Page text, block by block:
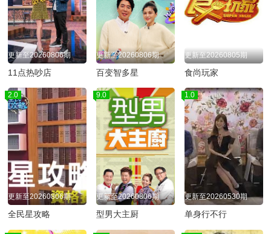
更新至20260806期
11点热吵店
更新至20260806期
百变智多星
更新至20260805期
食尚玩家
2.0
更新至20260806期
全民星攻略
9.0
更新至20260806期
型男大主厨
1.0
更新至20260530期
单身行不行